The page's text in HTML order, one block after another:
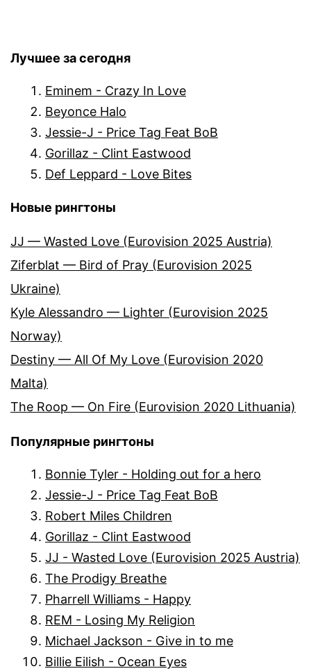
Лучшее за сегодня
Eminem - Crazy In Love
Beyonce Halo
Jessie-J - Price Tag Feat BoB
Gorillaz - Clint Eastwood
Def Leppard - Love Bites
Новые рингтоны
JJ — Wasted Love (Eurovision 2025 Austria)
Ziferblat — Bird of Pray (Eurovision 2025
Ukraine)
Kyle Alessandro — Lighter (Eurovision 2025
Norway)
Destiny — All Of My Love (Eurovision 2020
Malta)
The Roop — On Fire (Eurovision 2020 Lithuania)
Популярные рингтоны
Bonnie Tyler - Holding out for a hero
Jessie-J - Price Tag Feat BoB
Robert Miles Children
Gorillaz - Clint Eastwood
JJ - Wasted Love (Eurovision 2025 Austria)
The Prodigy Breathe
Pharrell Williams - Happy
REM - Losing My Religion
Michael Jackson - Give in to me
Billie Eilish - Ocean Eyes